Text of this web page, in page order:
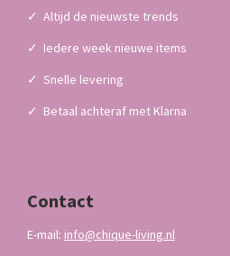
✓ Altijd de nieuwste trends
✓ Iedere week nieuwe items
✓ Snelle levering
✓ Betaal achteraf met Klarna
Contact
E-mail: info@chique-living.nl